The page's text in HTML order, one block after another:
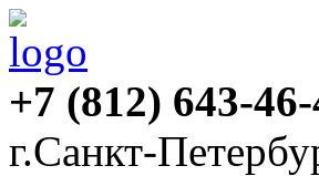
+7 (812) 643-
г.Санкт-